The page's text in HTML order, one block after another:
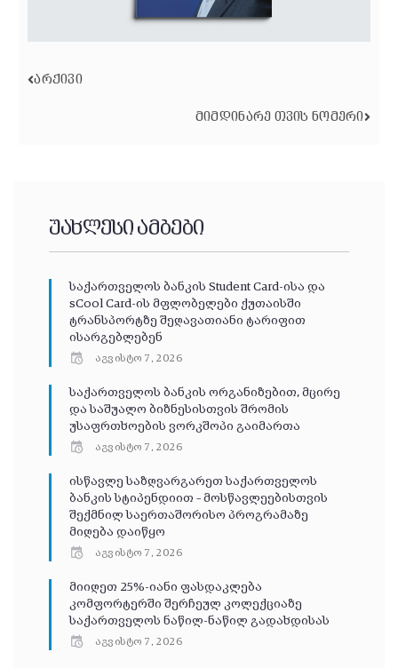
ᲐᲠᲥᲘᲕᲘ
ᲛᲘᲛᲓᲘᲜᲐᲠᲔ ᲗᲕᲘᲡ ᲜᲝᲛᲔᲠᲘ
უახლესი ამბები
საქართველოს ბანკის Student Card-ისა და
sCool Card-ის მფლობელები ქუთაისში
ტრანსპორტზე შეღავათიანი ტარიფით
ისარგებლებენ
აგვისტო 7, 2026
საქართველოს ბანკის ორგანიზებით, მცირე
და საშუალო ბიზნესისთვის შრომის
უსაფრთხოების ვორკშოპი გაიმართა
აგვისტო 7, 2026
ისწავლე საზღვარგარეთ საქართველოს
ბანკის სტიპენდიით – მოსწავლეებისთვის
შექმნილ საერთაშორისო პროგრამაზე
მიღება დაიწყო
აგვისტო 7, 2026
მიიღეთ 25%-იანი ფასდაკლება
კომფორტერში შერჩეულ კოლექციაზე
საქართველოს ნაწილ-ნაწილ გადახდისას
აგვისტო 7, 2026